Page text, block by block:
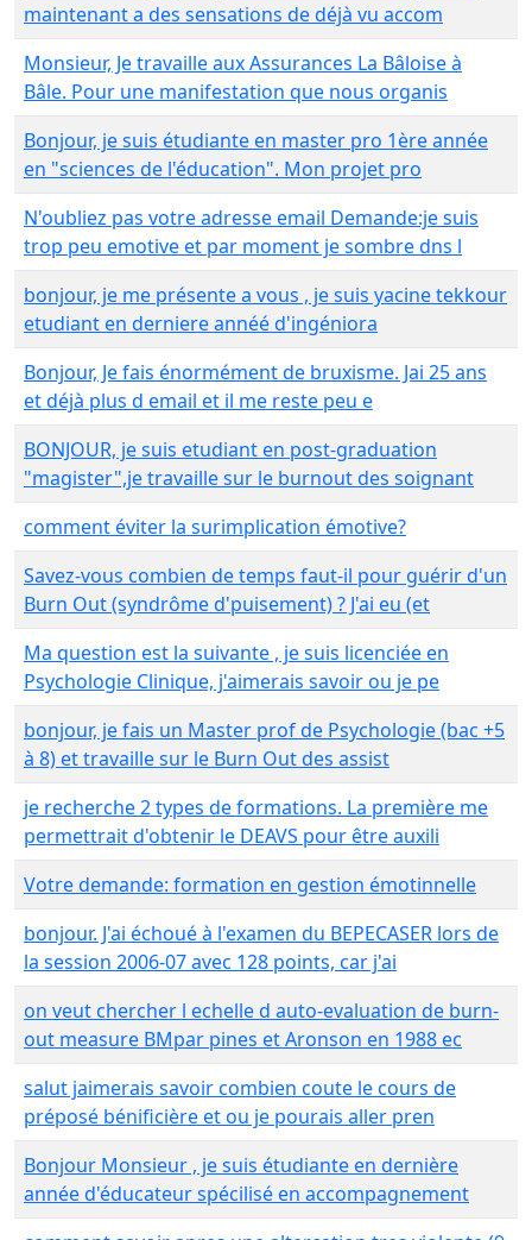
maintenant a des sensations de déjà vu accom
Monsieur, Je travaille aux Assurances La Bâloise à
Bâle. Pour une manifestation que nous organis
Bonjour, je suis étudiante en master pro 1ère année
en "sciences de l'éducation". Mon projet pro
N'oubliez pas votre adresse email Demande:je suis
trop peu emotive et par moment je sombre dns l
bonjour, je me présente a vous , je suis yacine tekkour
etudiant en derniere annéé d'ingéniora
Bonjour, Je fais énormément de bruxisme. Jai 25 ans
et déjà plus d email et il me reste peu e
BONJOUR, je suis etudiant en post-graduation
"magister",je travaille sur le burnout des soignant
comment éviter la surimplication émotive?
Savez-vous combien de temps faut-il pour guérir d'un
Burn Out (syndrôme d'puisement) ? J'ai eu (et
Ma question est la suivante , je suis licenciée en
Psychologie Clinique, j'aimerais savoir ou je pe
bonjour, je fais un Master prof de Psychologie (bac +5
à 8) et travaille sur le Burn Out des assist
je recherche 2 types de formations. La première me
permettrait d'obtenir le DEAVS pour être auxili
Votre demande: formation en gestion émotinnelle
bonjour. J'ai échoué à l'examen du BEPECASER lors de
la session 2006-07 avec 128 points, car j'ai
on veut chercher l echelle d auto-evaluation de burn-
out measure BMpar pines et Aronson en 1988 ec
salut jaimerais savoir combien coute le cours de
préposé bénificière et ou je pourais aller pren
Bonjour Monsieur , je suis étudiante en dernière
année d'éducateur spécilisé en accompagnement